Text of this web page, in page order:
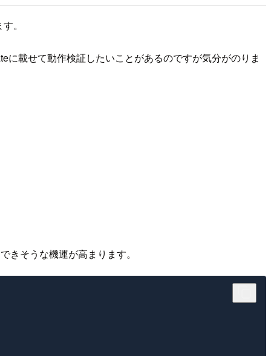
。
載せて動作検証したいことがあるのですが気分がのりま
きそうな機運が高まります。